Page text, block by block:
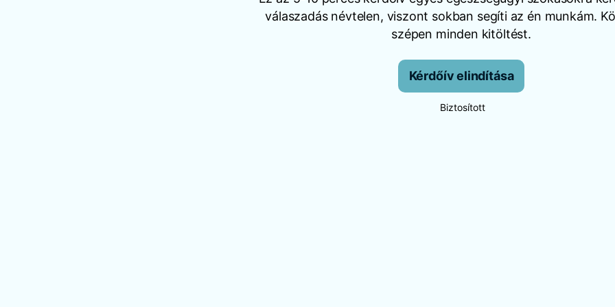
válaszadás névtelen, viszont sokban segíti az én munkám.
szépen minden kitöltést.
Kérdőív elindítása
Biztosított